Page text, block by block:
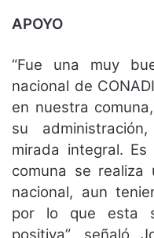
APOYO
“Fue una muy
nacional de
en nuestra
su
mirada integral.
comuna se
nacional, aun
por lo que esta
positiva”, señaló